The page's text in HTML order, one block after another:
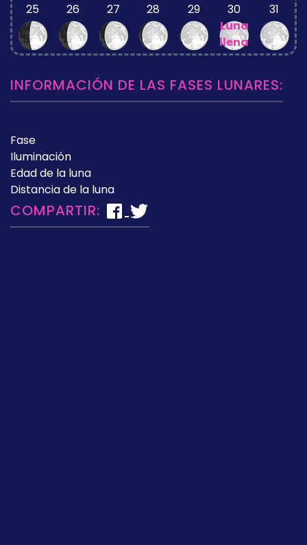
25 26 27 28 29
30
Luna
llena
31
INFORMACIÓN DE LAS FASES LUNARES:
Fase
Iluminación
Edad de la luna
Distancia de la luna
COMPARTIR: